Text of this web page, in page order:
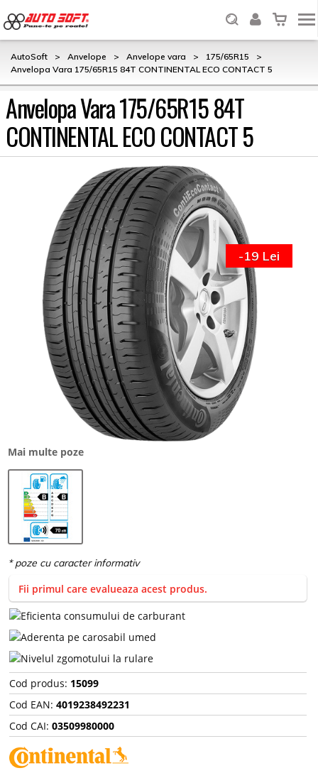
AutoSoft > Anvelope > Anvelope vara > 175/65R15
>
Anvelopa Vara 175/65R15 84T CONTINENTAL ECO CONTACT 5
Anvelopa Vara 175/65R15 84T
CONTINENTAL ECO CONTACT 5
Mai multe poze
-19 Lei
Fii primul care evalueaza acest produs.
Cod produs: 15099
Cod EAN: 4019238492231
Cod CAI: 03509980000